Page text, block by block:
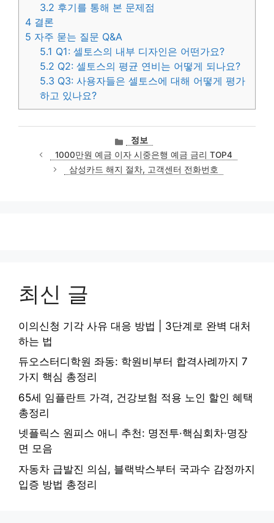
3.2 후기를 통해 본 문제점
4 결론
5 자주 묻는 질문 Q&A
5.1 Q1: 셀토스의 내부 디자인은 어떤가요?
5.2 Q2: 셀토스의 평균 연비는 어떻게 되나요?
5.3 Q3: 사용자들은 셀토스에 대해 어떻게 평가
하고 있나요?
카
테
고
리
정보
1000만원 예금 이자 시중은행 예금 금리 TOP4
삼성카드 해지 절차, 고객센터 전화번호
최신 글
이의신청 기각 사유 대응 방법 | 3단계로 완벽 대처
하는 법
듀오스터디학원 좌동: 학원비부터 합격사례까지 7
가지 핵심 총정리
65세 임플란트 가격, 건강보험 적용 노인 할인 혜택
총정리
넷플릭스 원피스 애니 추천: 명전투·핵심회차·명장
면 모음
자동차 급발진 의심, 블랙박스부터 국과수 감정까지
입증 방법 총정리